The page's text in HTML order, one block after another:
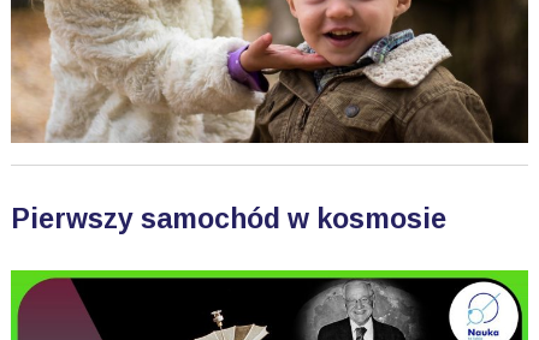
Pierwszy samochód w kosmosie